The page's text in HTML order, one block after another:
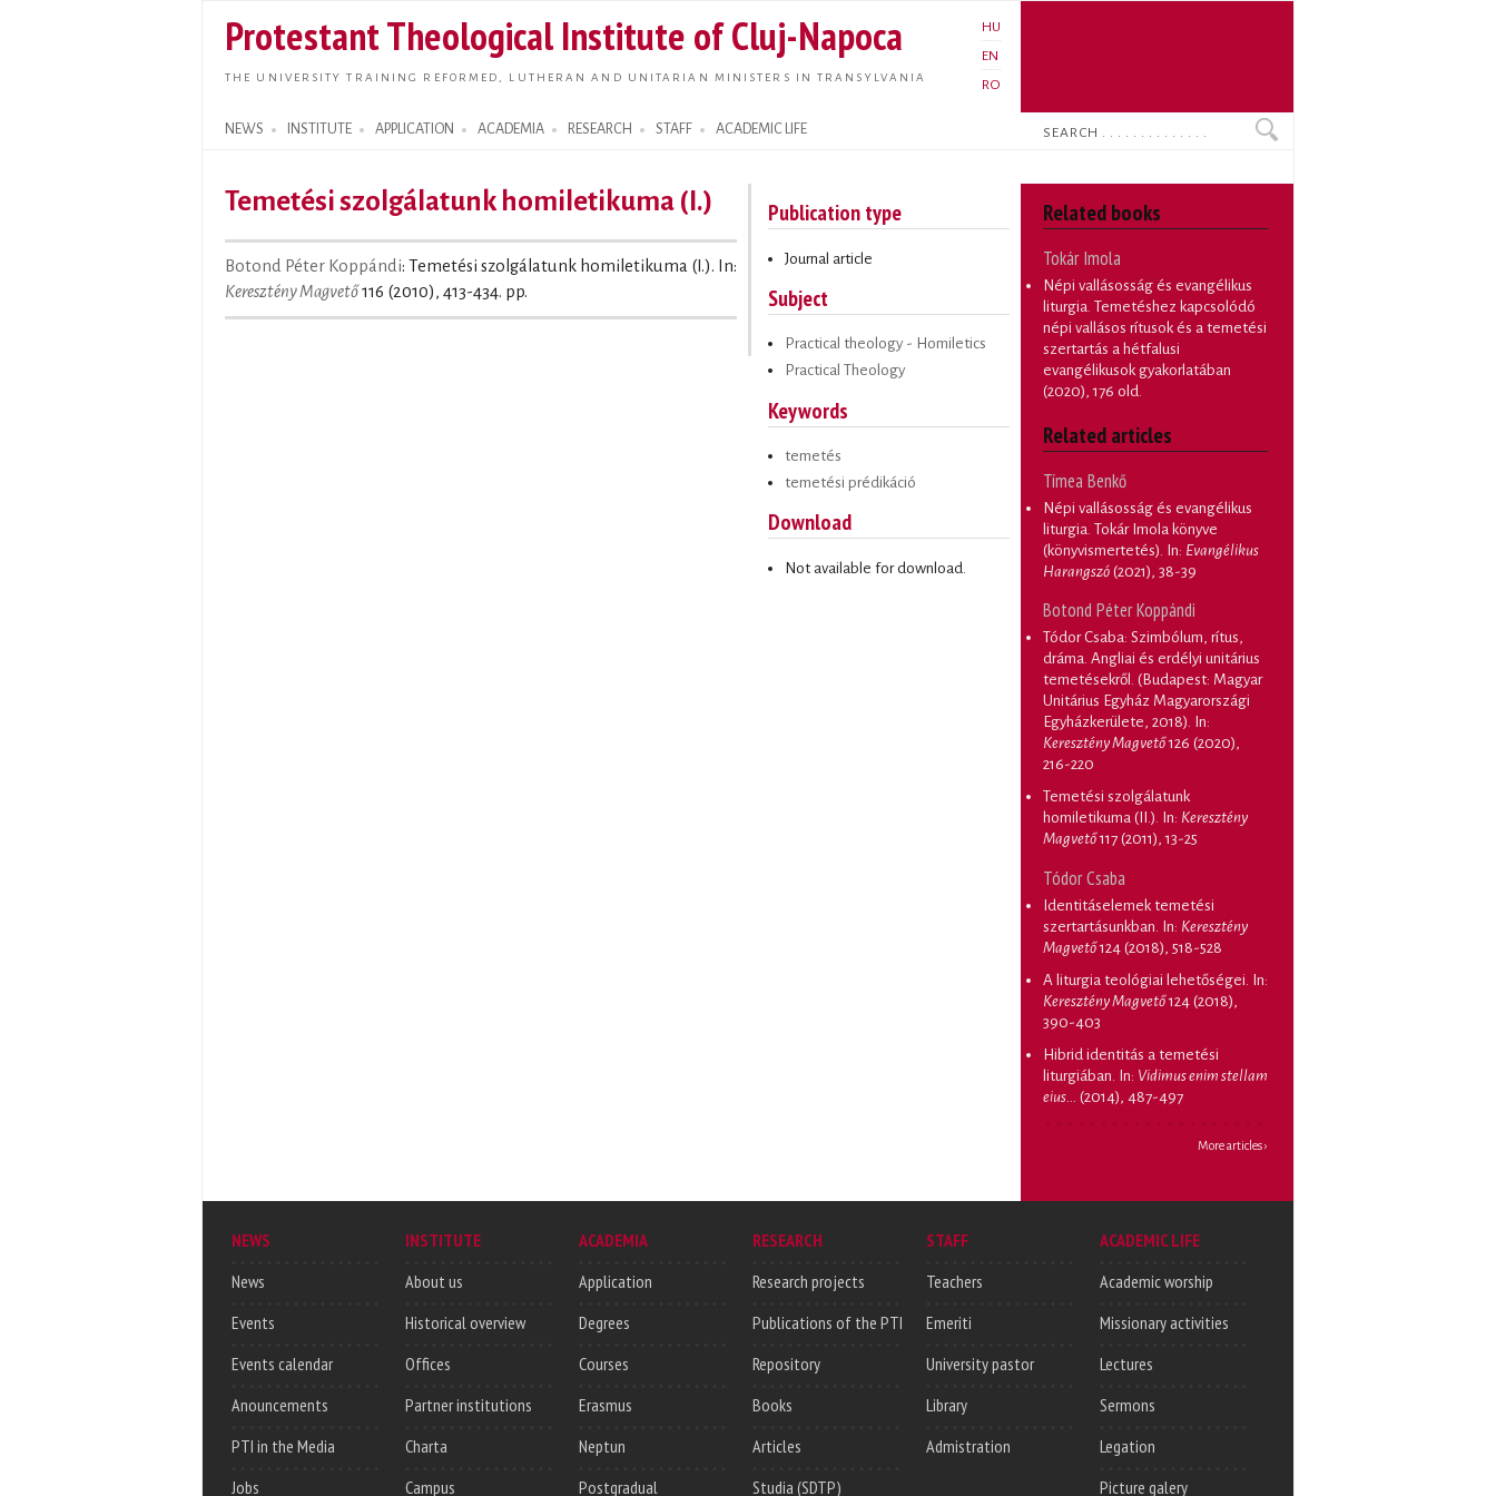
main
content
Protestant Theological Institute of Cluj-Napoca
THE UNIVERSITY TRAINING REFORMED, LUTHERAN AND UNITARIAN MINISTERS IN TRANSYLVANIA
HU
EN
RO
NEWS INSTITUTE APPLICATION ACADEMIA RESEARCH STAFF ACADEMIC LIFE
Search form
Search
Temetési szolgálatunk homiletikuma (I.)
Botond Péter Koppándi: Temetési szolgálatunk homiletikuma (I.). In:
Keresztény Magvető116 (2010), 413-434. pp.
Publication type
Journal article
Subject
Practical theology - Homiletics
Practical Theology
Keywords
temetés
temetési prédikáció
Download
Not available for download.
Related books
Tokár Imola
Népi vallásosság és evangélikus
liturgia. Temetéshez kapcsolódó
népi vallásos rítusok és a temetési
szertartás a hétfalusi
evangélikusok gyakorlatában
(2020), 176 old.
Related articles
Tímea Benkő
Népi vallásosság és evangélikus
liturgia. Tokár Imola könyve
(könyvismertetés) . In: Evangélikus
Harangszó (2021), 38-39
Botond Péter Koppándi
Tódor Csaba: Szimbólum, rítus,
dráma. Angliai és erdélyi unitárius
temetésekről. (Budapest: Magyar
Unitárius Egyház Magyarországi
Egyházkerülete, 2018). In:
Keresztény Magvető126 (2020),
216-220
Temetési szolgálatunk
homiletikuma (II.). In: Keresztény
Magvető117 (2011), 13-25
Tódor Csaba
Identitáselemek temetési
szertartásunkban . In: Keresztény
Magvető124 (2018), 518-528
A liturgia teológiai lehetőségei . In:
Keresztény Magvető124 (2018),
390-403
Hibrid identitás a temetési
liturgiában . In: Vidimus enim stellam
eius...
(2014), 487-497
More articles ›
NEWS
News
Events
Events calendar
Anouncements
PTI in the Media
Jobs
INSTITUTE
About us
Historical overview
Offices
Partner institutions
Charta
Campus
ACADEMIA
Application
Degrees
Courses
Erasmus
Neptun
Postgradual
RESEARCH
Research projects
Publications of the PTI
Repository
Books
Articles
Studia (SDTP)
STAFF
Teachers
Emeriti
University pastor
Library
Admistration
ACADEMIC LIFE
Academic worship
Missionary activities
Lectures
Sermons
Legation
Picture galery